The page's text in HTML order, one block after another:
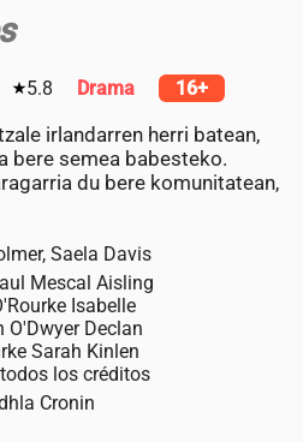
5.8 Drama 16+
irlandarren herri batean,
bere semea babesteko.
du bere komunitatean,
Saela Davis
Mescal Aisling
Isabelle
O'Dwyer Declan
Sarah Kinlen
los créditos
Cronin